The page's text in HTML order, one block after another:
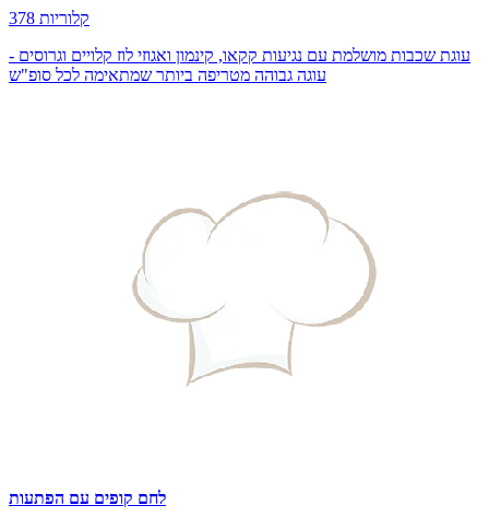
378 קלוריות
עוגת שכבות מושלמת עם נגיעות קקאו, קינמון ואגוזי לוז קלויים וגרוסים -
עוגה גבוהה מטריפה ביותר שמתאימה לכל סופ"ש
לחם קופים עם הפתעות